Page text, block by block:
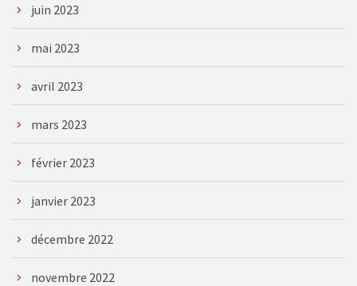
juin 2023
mai 2023
avril 2023
mars 2023
février 2023
janvier 2023
décembre 2022
novembre 2022